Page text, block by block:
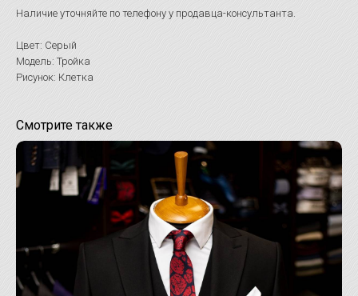
Наличие уточняйте по телефону у продавца-консультанта.
Цвет: Серый
Модель: Тройка
Рисунок: Клетка
Смотрите также